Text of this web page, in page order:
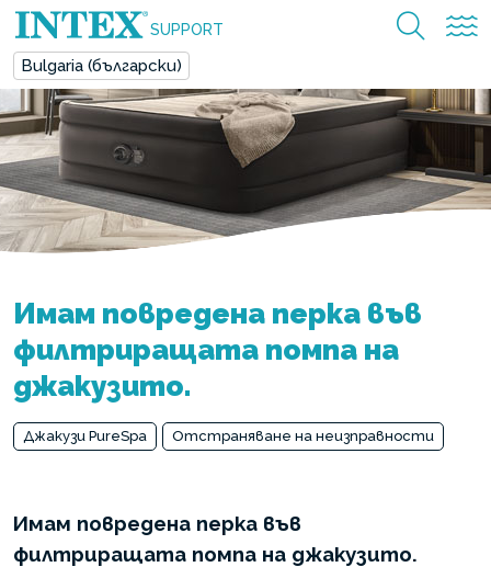
SUPPORT
Bulgaria (български)
Имам повредена перка във
филтриращата помпа на
джакузито.
Джакузи PureSpa Отстраняване на неизправности
Имам повредена перка във
филтриращата помпа на джакузито.